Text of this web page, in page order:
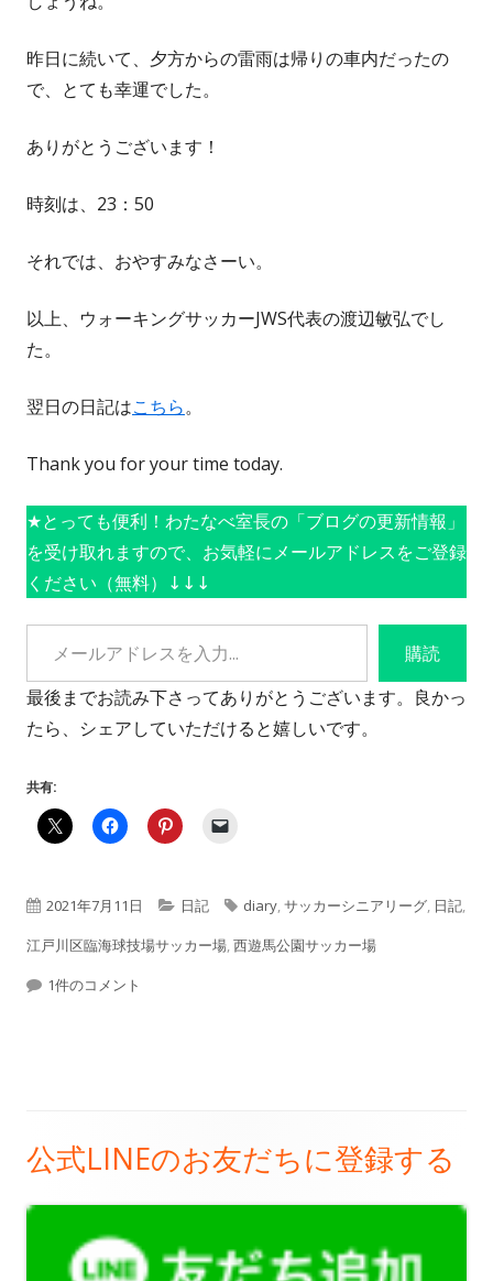
昨日に続いて、夕方からの雷雨は帰りの車内だったの
で、とても幸運でした。
ありがとうございます！
時刻は、23：50
それでは、おやすみなさーい。
以上、ウォーキングサッカーJWS代表の渡辺敏弘でし
た。
翌日の日記はこちら。
Thank you for your time today.
★とっても便利！わたなべ室長の「ブログの更新情報」
を受け取れますので、お気軽にメールアドレスをご登録
ください（無料）↓↓↓
メールアドレスを入力...
購読
最後までお読み下さってありがとうございます。良かっ
たら、シェアしていただけると嬉しいです。
共有:
公
開
日
2021年7月11日
カ
テ
日記
タ
グ
diary,サッカーシニアリーグ, 日記,
江戸川区臨海球技場サッカー場,西遊馬公園サッカー場
【寝るまえ◯行日記】♯１３０ への
1件のコメント
メ
イ
公式LINEのお友だちに登録する